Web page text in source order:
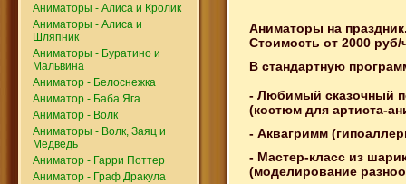
Аниматоры - Алиса и Кролик
Аниматоры - Алиса и
Шляпник
Аниматоры - Буратино и
Мальвина
Аниматор - Белоснежка
Аниматор - Баба Яга
Аниматор - Волк
Аниматоры - Волк, Заяц и
Медведь
Аниматор - Гарри Поттер
Аниматор - Граф Дракула
Аниматоры на
Стоимость от 2000 руб/
В стандартную
- Любимый сказочный
(костюм для артиста-
- Аквагримм
- Мастер-класс из
(моделирование